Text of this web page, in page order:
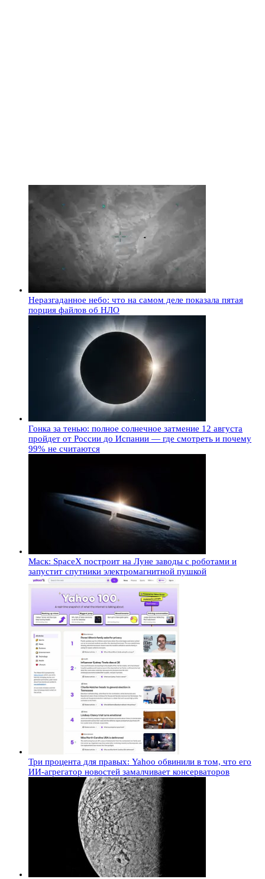
Неразгаданное небо: что на самом деле показала пятая
порция файлов об НЛО
Гонка за тенью: полное солнечное затмение 12 августа
пройдет от России до Испании — где смотреть и почему
99% не считаются
Маск: SpaceX построит на Луне заводы с роботами и
запустит спутники электромагнитной пушкой
Три процента для правых: Yahoo обвинили в том, что его
ИИ-агрегатор новостей замалчивает консерваторов